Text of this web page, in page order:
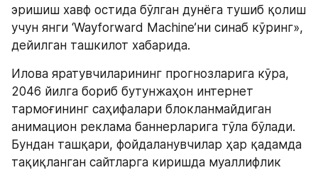
эришиш хавф остида бўлган дунёга тушиб қолиш
учун янги ‘Wayforward Machine’ни синаб кўринг»,
дейилган ташкилот хабарида.
Илова яратувчиларининг прогнозларига кўра,
2046 йилга бориб бутунжаҳон интернет
тармоғининг саҳифалари блокланмайдиган
анимацион реклама баннерларига тўла бўлади.
Бундан ташқари, фойдаланувчилар ҳар қадамда
тақиқланган сайтларга киришда муаллифлик